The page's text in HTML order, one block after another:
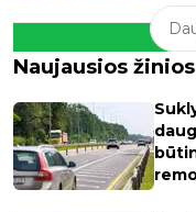
Naujausios žinios